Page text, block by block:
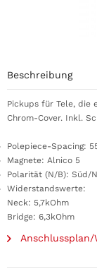
Beschreibung
Pickups für Tele, die
Chrom-Cover. Inkl.
Polepiece-Spacing:
Magnete: Alnico 5
Polarität (N/B): Süd/
Widerstandswerte:
Neck: 5,7kOhm
Bridge: 6,3kOhm
Anschlussplan/